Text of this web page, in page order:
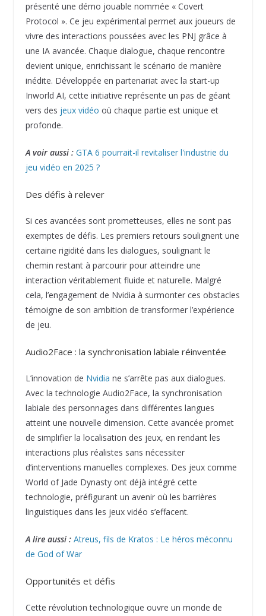
présenté une démo jouable nommée « Covert
Protocol ». Ce jeu expérimental permet aux joueurs de
vivre des interactions poussées avec les PNJ grâce à
une IA avancée. Chaque dialogue, chaque rencontre
devient unique, enrichissant le scénario de manière
inédite. Développée en partenariat avec la start-up
Inworld AI, cette initiative représente un pas de géant
vers des jeux vidéo où chaque partie est unique et
profonde.
A voir aussi : GTA 6 pourrait-il revitaliser l'industrie du
jeu vidéo en 2025 ?
Des défis à relever
Si ces avancées sont prometteuses, elles ne sont pas
exemptes de défis. Les premiers retours soulignent une
certaine rigidité dans les dialogues, soulignant le
chemin restant à parcourir pour atteindre une
interaction véritablement fluide et naturelle. Malgré
cela, l’engagement de Nvidia à surmonter ces obstacles
témoigne de son ambition de transformer l’expérience
de jeu.
Audio2Face : la synchronisation labiale réinventée
L’innovation de Nvidia ne s’arrête pas aux dialogues.
Avec la technologie Audio2Face, la synchronisation
labiale des personnages dans différentes langues
atteint une nouvelle dimension. Cette avancée promet
de simplifier la localisation des jeux, en rendant les
interactions plus réalistes sans nécessiter
d’interventions manuelles complexes. Des jeux comme
World of Jade Dynasty ont déjà intégré cette
technologie, préfigurant un avenir où les barrières
linguistiques dans les jeux vidéo s’effacent.
A lire aussi : Atreus, fils de Kratos : Le héros méconnu
de God of War
Opportunités et défis
Cette révolution technologique ouvre un monde de